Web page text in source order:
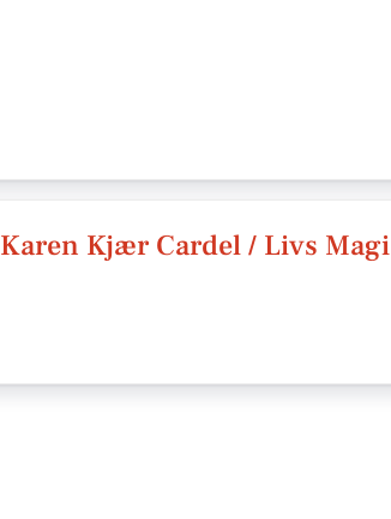
Kjær Cardel / Livs Magi